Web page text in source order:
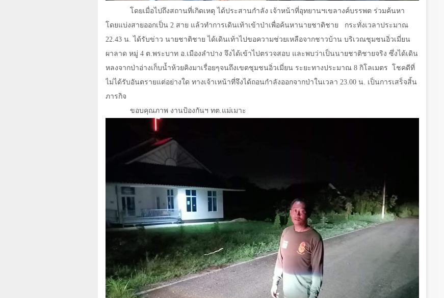
โดยเมื่อไปถึงสถานที่เกิดเหตุ ได้ประสานกำลัง เจ้าหน้าที่อุทยานฯเขลางค์บรรพต ร่วมค้นหา
โดยแบ่งสายออกเป็น 2 สาย แล้วทำการเดินเท้าเข้าป่าเพื่อค้นหานายชาติชาย
กระทั่งเวลาประมาณ
22.43 น. ได้รับข่าว นายชาติชาย ได้เดินเท้าไปขอความช่วยเหลือจากชาวบ้าน บริเวณชุมชนอิ่วเมี่ยน
ผาลาด หมู่ 4 ต.พระบาท อ.เมืองลำปาง จึงได้เข้าไปตรวจสอบ และพบว่าเป็นนายชาติชายจริง ซึ่งได้เดิน
หลงจากป่าอ่างเก็บน้ำห้วยคิงมาเรื่อยๆจนถึงเขตชุมชนอิ่วเมี่ยน ระยะทางประมาณ 8 กิโลเมตร
โชคดีที่
ไม่ได้รับอันตรายแต่อย่างใด ทางเจ้าเหน้าที่จึงได้ถอนกำลังออกจากป่าในเวลา 23.00 น. เป็นการเสร็จสิ้น
ภารกิจ
ขอบคุณภาพ งานป้องกันฯ ทต.แม่เมาะ